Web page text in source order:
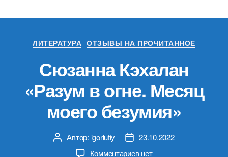
Рубрики
ЛИТЕРАТУРА ОТЗЫВЫ НА ПРОЧИТАННОЕ
Сюзанна Кэхалан
«Разум в огне. Месяц
моего безумия»
Автор
записи
Автор: igorlutiy
Дата23.10.2022
Комментариевк
нет